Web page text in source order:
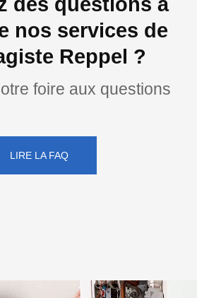
nos services de
Reppel ?
foire aux questions
LIRE LA FAQ